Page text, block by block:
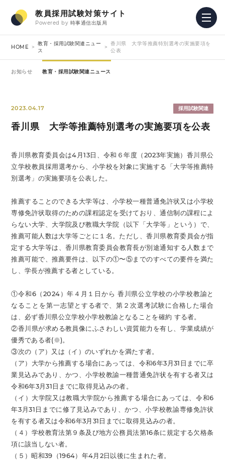
教員採用試験対策サイト
Powered by 時事通信出版局
HOME
教育・採用試験関連ニュー
ス
香川県 大学等推薦特別選考の実施要項を
公表
お知らせ 教育・採用試験関連ニュース
2023.04.17 採用試験関連
香川県 大学等推薦特別選考の実施要項を公表
香川県教育委員会は4月13日、令和６年度（2023年実施）香川県公
立学校教員採用選考から、小学校を対象に実施する「大学等推薦特
別選考」の実施要項を公表した。
推薦することのできる大学等は、小学校一種普通免許状又は小学校
専修免許状取得のための課程認定を受けており、通信制の課程によ
らない大学、大学院及び教職大学院（以下「大学等」という）で、
推薦可能人数は大学等ごとに１名。ただし、香川県教育委員会が指
定する大学等は、香川県教育委員会教育長が別途通知する人数まで
推薦可能で、推薦要件は、以下の①〜⑤までのすべての要件を満た
し、学長が推薦する者としている。
①令和6（2024）年４月１日から 香川県公立学校の小学校教諭と
なることを第一志望とする者で、第２次選考試験に合格した場合
は、必ず香川県公立学校小学校教諭となることを確約 する者。
②香川県が求める教員像にふさわしい資質能力を有し、学業成績が
優秀である者(※)。
③次の（ア）又は（イ）のいずれかを満たす者。
（ア）大学から推薦する場合にあっては、令和6年3月31日までに卒
業見込みであり、かつ、小学校教諭一種普通免許状を有する者又は
令和6年3月31日までに取得見込みの者。
（イ）大学院又は教職大学院から推薦する場合にあっては、令和6
年3月31日までに修了見込みであり、かつ、小学校教諭専修免許状
を有する者又は令和6年3月31日までに取得見込みの者。
（４）学校教育法第９条及び地方公務員法第16条に規定する欠格条
項に該当しない者。
（５）昭和39（1964）年4月2日以後に生まれた者。